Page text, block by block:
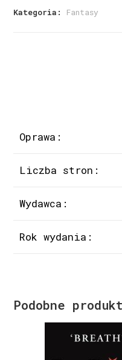
Kategoria: Fantasy
Oprawa:
Liczba stron:
Wydawca:
Rok wydania:
Podobne